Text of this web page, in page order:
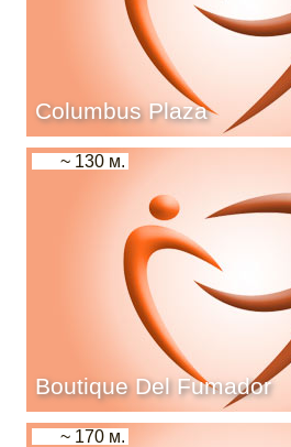
Columbus Plaza
Boutique Del Fumador
~ 130 м.
~ 170 м.